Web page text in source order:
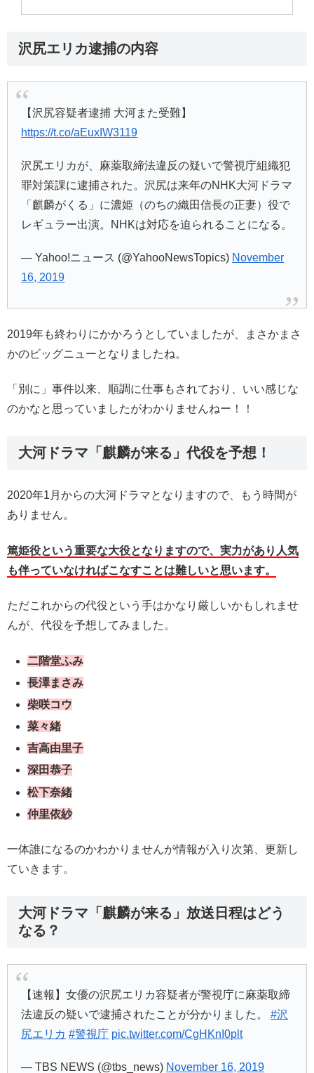
沢尻エリカ逮捕の内容
【沢尻容疑者逮捕 大河また受難】
https://t.co/aEuxIW3119
沢尻エリカが、麻薬取締法違反の疑いで警視庁組織犯
罪対策課に逮捕された。沢尻は来年のNHK大河ドラマ
「麒麟がくる」に濃姫（のちの織田信長の正妻）役で
レギュラー出演。NHKは対応を迫られることになる。
— Yahoo!ニュース (@YahooNewsTopics) November
16, 2019
2019年も終わりにかかろうとしていましたが、まさかまさ
かのビッグニューとなりましたね。
「別に」事件以来、順調に仕事もされており、いい感じな
のかなと思っていましたがわかりませんねー！！
大河ドラマ「麒麟が来る」代役を予想！
2020年1月からの大河ドラマとなりますので、もう時間が
ありません。
篤姫役という重要な大役となりますので、実力があり人気
も伴っていなければこなすことは難しいと思います。
ただこれからの代役という手はかなり厳しいかもしれませ
んが、代役を予想してみました。
二階堂ふみ
長澤まさみ
柴咲コウ
菜々緒
吉高由里子
深田恭子
松下奈緒
仲里依紗
一体誰になるのかわかりませんが情報が入り次第、更新し
ていきます。
大河ドラマ「麒麟が来る」放送日程はどう
なる？
【速報】女優の沢尻エリカ容疑者が警視庁に麻薬取締
法違反の疑いで逮捕されたことが分かりました。#沢
尻エリカ #警視庁 pic.twitter.com/CgHKnI0plt
— TBS NEWS (@tbs_news) November 16, 2019